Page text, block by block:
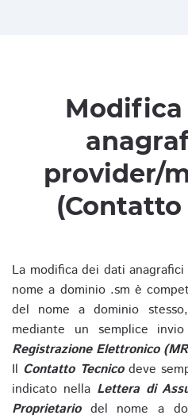
provider/
(Contatto
La modifica dei dati anagrafici
nome a dominio .sm è
del nome a dominio
mediante un semplice
Registrazione Elettronico
Il Contatto Tecnicodeve
indicato nella Lettera di
Proprietariodel nome a